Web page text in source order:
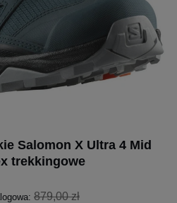
Salomon X Ultra 4 Mid
trekkingowe
879,00 zł